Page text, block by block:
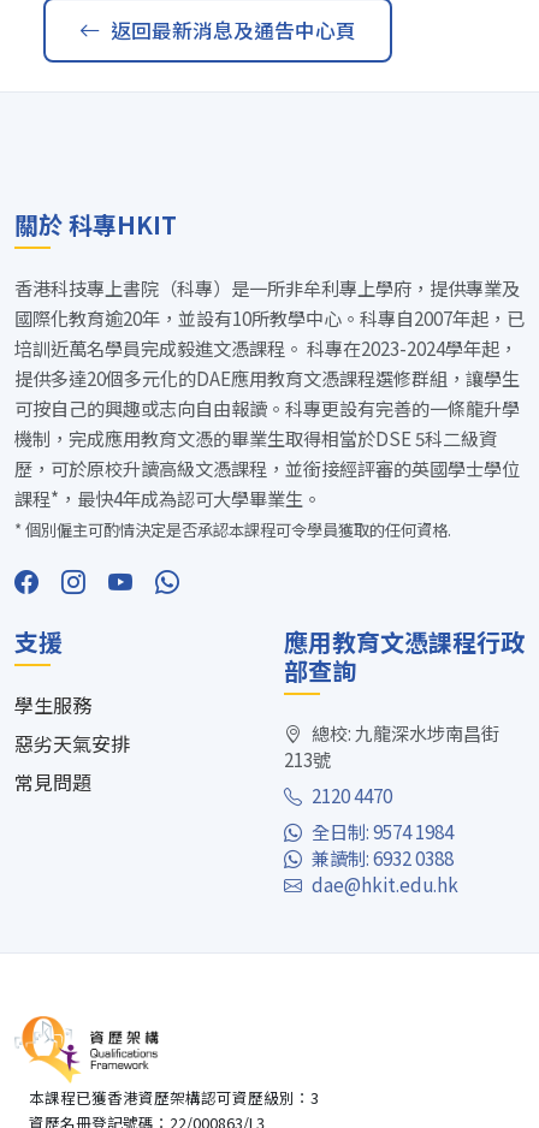
返回最新消息及通告中心頁
關於 科專HKIT
香港科技專上書院（科專）是一所非牟利專上學府，提供專業及
國際化教育逾20年，並設有10所教學中心。科專自2007年起，已
培訓近萬名學員完成毅進文憑課程。 科專在2023-2024學年起，
提供多達20個多元化的DAE應用教育文憑課程選修群組，讓學生
可按自己的興趣或志向自由報讀。科專更設有完善的一條龍升學
機制，完成應用教育文憑的畢業生取得相當於DSE 5科二級資
歷，可於原校升讀高級文憑課程，並銜接經評審的英國學士學位
課程*，最快4年成為認可大學畢業生。
* 個別僱主可酌情決定是否承認本課程可令學員獲取的任何資格.
支援
學生服務
惡劣天氣安排
常見問題
應用教育文憑課程行政
部查詢
總校: 九龍深水埗南昌街
213號
2120 4470
全日制: 9574 1984
兼讀制: 6932 0388
dae@hkit.edu.hk
本課程已獲香港資歷架構認可資歷級別：3
資歷名冊登記號碼：22/000863/L3